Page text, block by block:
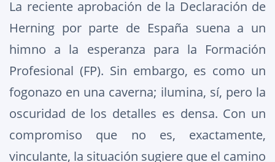
La reciente aprobación de la Declaración de
Herning por parte de España suena a un
himno a la esperanza para la Formación
Profesional (FP). Sin embargo, es como un
fogonazo en una caverna; ilumina, sí, pero la
oscuridad de los detalles es densa. Con un
compromiso que no es, exactamente,
vinculante, la situación sugiere que el camino